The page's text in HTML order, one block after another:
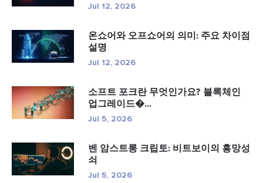
Jul 12, 2026
온쇼어와 오프쇼어의 의미: 주요 차이점
설명
Jul 12, 2026
소프트 포크란 무엇인가요? 블록체인
업그레이드�...
Jul 5, 2026
벤 암스트롱 크립토: 비트보이의 흥망성
쇠
Jul 5, 2026